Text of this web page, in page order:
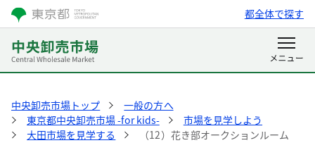
都全体で探す
中央卸売市場トップ
一般の方へ
東京都中央卸売市場 -for kids-
市場を見学しよう
大田市場を見学する
（12）花き部オークションルーム